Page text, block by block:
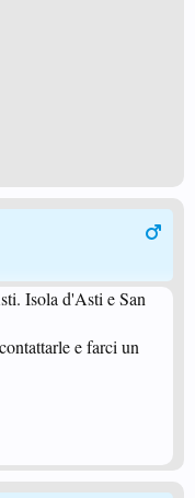
Isola d'Asti e San
e farci un